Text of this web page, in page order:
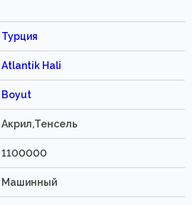
Турция
Atlantik Hali
Boyut
Акрил,Тенсель
1100000
Машинный